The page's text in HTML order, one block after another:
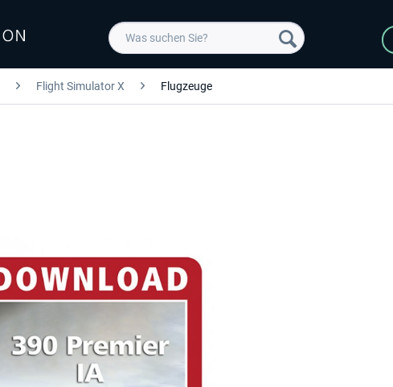
Flight Simulator X Flugzeuge